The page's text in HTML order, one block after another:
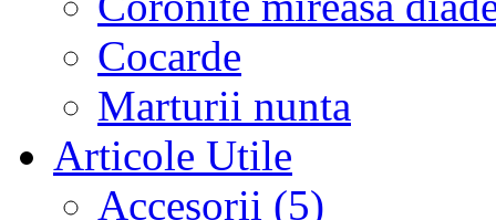
Cocarde
Marturii nunta
Articole Utile
Accesorii (5)